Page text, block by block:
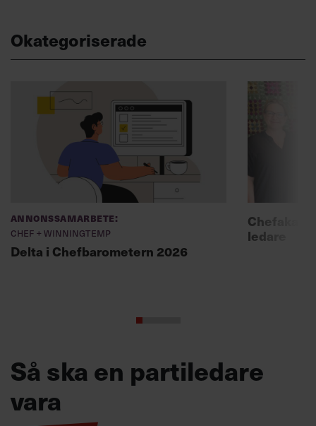
Okategoriserade
Annonssamarbete:
Chef + Winningtemp
Delta i Chefbarometern 2026
ledare
Så ska en partiledare
vara